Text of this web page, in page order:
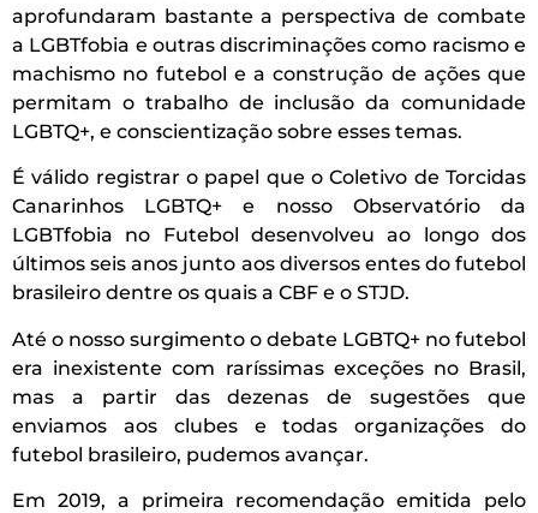
aprofundaram bastante a perspectiva de combate
a LGBTfobia e outras discriminações como racismo e
machismo no futebol e a construção de ações que
permitam o trabalho de inclusão da comunidade
LGBTQ+, e conscientização sobre esses temas.
É válido registrar o papel que o Coletivo de Torcidas
Canarinhos LGBTQ+ e nosso Observatório da
LGBTfobia no Futebol desenvolveu ao longo dos
últimos seis anos junto aos diversos entes do futebol
brasileiro dentre os quais a CBF e o STJD.
Até o nosso surgimento o debate LGBTQ+ no futebol
era inexistente com raríssimas exceções no Brasil,
mas a partir das dezenas de sugestões que
enviamos aos clubes e todas organizações do
futebol brasileiro, pudemos avançar.
Em 2019, a primeira recomendação emitida pelo